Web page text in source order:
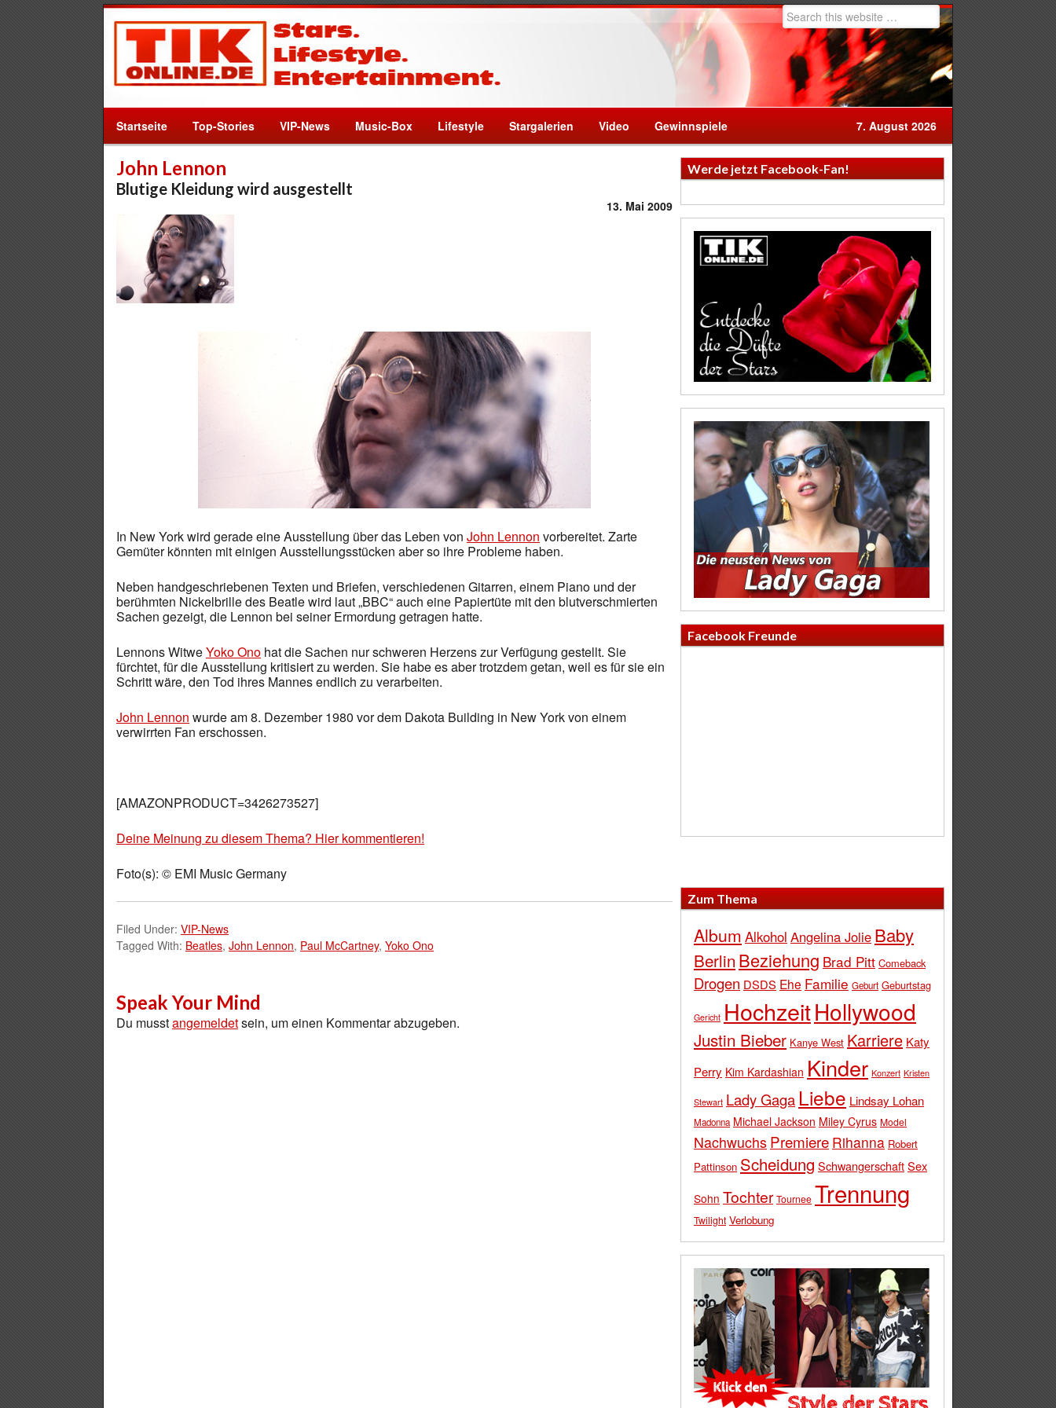
Startseite Top-Stories VIP-News Music-Box Lifestyle Stargalerien Video Gewinnspiele 7. August 2026
John Lennon
Blutige Kleidung wird ausgestellt
13. Mai 2009
In New York wird gerade eine Ausstellung über das Leben von John Lennon vorbereitet. Zarte
Gemüter könnten mit einigen Ausstellungsstücken aber so ihre Probleme haben.
Neben handgeschriebenen Texten und Briefen, verschiedenen Gitarren, einem Piano und der
berühmten Nickelbrille des Beatle wird laut „BBC“ auch eine Papiertüte mit den blutverschmierten
Sachen gezeigt, die Lennon bei seiner Ermordung getragen hatte.
Lennons WitweYoko Ono hat die Sachen nur schweren Herzens zur Verfügung gestellt. Sie
fürchtet, für die Ausstellung kritisiert zu werden. Sie habe es aber trotzdem getan, weil es für sie ein
Schritt wäre, den Tod ihres Mannes endlich zu verarbeiten.
John Lennon wurde am 8. Dezember 1980 vor dem Dakota Building in New York von einem
verwirrten Fan erschossen.
[AMAZONPRODUCT=3426273527]
Deine Meinung zu diesem Thema? Hier kommentieren!
Foto(s): © EMI Music Germany
Filed Under: VIP-News
Tagged With: Beatles, John Lennon, Paul McCartney, Yoko Ono
Speak Your Mind
Du musstangemeldetsein, um einen Kommentar abzugeben.
Werde jetzt Facebook-Fan!
Facebook Freunde
Zum Thema
Album Alkohol Angelina Jolie Baby
Berlin Beziehung Brad Pitt Comeback
Drogen DSDS Ehe Familie Geburt Geburtstag
Gericht HochzeitHollywood
Justin Bieber Kanye West Karriere Katy
Perry Kim Kardashian Kinder Konzert Kristen
Stewart Lady Gaga Liebe Lindsay Lohan
Madonna Michael Jackson Miley Cyrus Model
Nachwuchs Premiere Rihanna Robert
Pattinson Scheidung SchwangerschaftSex
Sohn Tochter Tournee Trennung
Twilight Verlobung